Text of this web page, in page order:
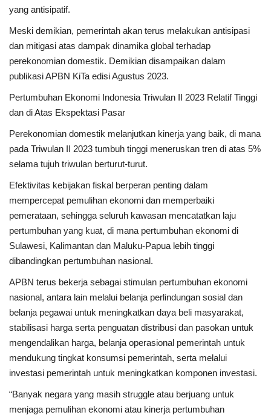
yang antisipatif.​
Meski demikian, pemerintah akan terus melakukan antisipasi
dan mitigasi atas dampak dinamika global terhadap
perekonomian domestik. Demikian disampaikan dalam
publikasi APBN KiTa edisi Agustus 2023.
Pertumbuhan Ekonomi Indonesia Triwulan II 2023 Relatif Tinggi
dan di Atas Ekspektasi Pasar​
Perekonomian domestik melanjutkan kinerja yang baik, di mana
pada Triwulan II 2023 tumbuh tinggi meneruskan tren di atas 5%
selama tujuh triwulan berturut-turut​.
Efektivitas kebijakan fiskal berperan penting dalam
mempercepat pemulihan ekonomi dan memperbaiki
pemerataan, sehingga seluruh kawasan mencatatkan laju
pertumbuhan yang kuat, di mana pertumbuhan ekonomi di
Sulawesi, Kalimantan dan Maluku-Papua lebih tinggi
dibandingkan pertumbuhan nasional.
APBN terus bekerja sebagai stimulan pertumbuhan ekonomi
nasional​, antara lain melalui belanja perlindungan sosial dan
belanja pegawai untuk meningkatkan daya beli masyarakat,
stabilisasi harga​ serta penguatan distribusi dan pasokan​ untuk
mengendalikan harga, belanja operasional pemerintah untuk
mendukung tingkat konsumsi pemerintah, serta melalui
investasi pemerintah untuk meningkatkan komponen investasi.
“Banyak negara yang masih struggle atau berjuang untuk
menjaga pemulihan ekonomi atau kinerja pertumbuhan